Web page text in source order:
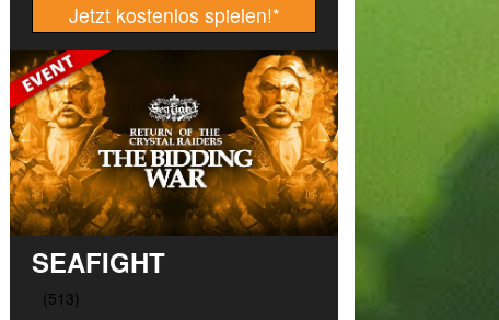
Jetzt kostenlos spielen!*
SEAFIGHT